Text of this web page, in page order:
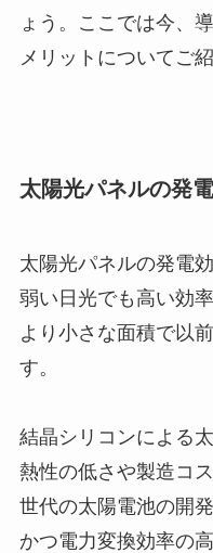
ょう。ここでは今、
メリットについてご
太陽光パネルの発
太陽光パネルの発電
弱い日光でも高い効
より小さな面積で以
す。
結晶シリコンによる
熱性の低さや製造コ
世代の太陽電池の開
かつ電力変換効率の